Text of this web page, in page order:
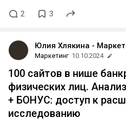
2 3
Юлия Хлякина -
Маркетинг 10.10.2024
100 сайтов в нише
физических лиц.
+ БОНУС: доступ к
исследованию